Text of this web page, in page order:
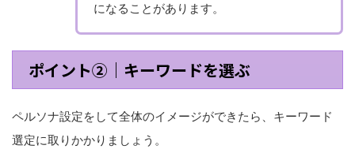
になることがあります。
ポイント②｜キーワードを選ぶ
ペルソナ設定をして全体のイメージができたら、キーワード
選定に取りかかりましょう。